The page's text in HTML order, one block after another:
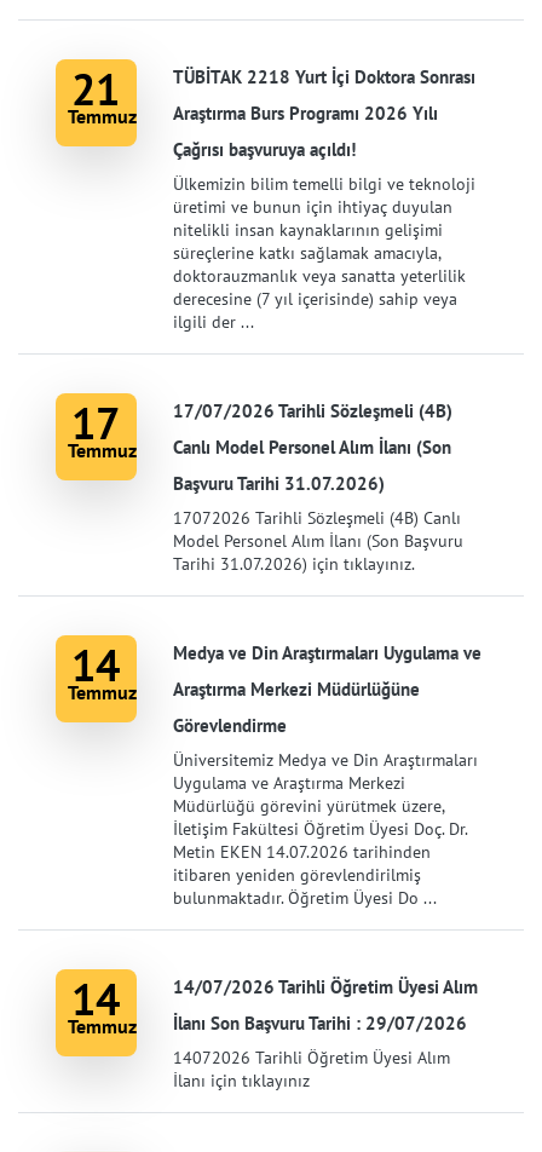
21
Temmuz
TÜBİTAK 2218 Yurt İçi Doktora Sonrası
Araştırma Burs Programı 2026 Yılı
Çağrısı başvuruya açıldı!
Ülkemizin bilim temelli bilgi ve teknoloji
üretimi ve bunun için ihtiyaç duyulan
nitelikli insan kaynaklarının gelişimi
süreçlerine katkı sağlamak amacıyla,
doktorauzmanlık veya sanatta yeterlilik
derecesine (7 yıl içerisinde) sahip veya
ilgili der ...
17
Temmuz
17/07/2026 Tarihli Sözleşmeli (4B)
Canlı Model Personel Alım İlanı (Son
Başvuru Tarihi 31.07.2026)
17072026 Tarihli Sözleşmeli (4B) Canlı
Model Personel Alım İlanı (Son Başvuru
Tarihi 31.07.2026) için tıklayınız.
14
Temmuz
Medya ve Din Araştırmaları Uygulama ve
Araştırma Merkezi Müdürlüğüne
Görevlendirme
Üniversitemiz Medya ve Din Araştırmaları
Uygulama ve Araştırma Merkezi
Müdürlüğü görevini yürütmek üzere,
İletişim Fakültesi Öğretim Üyesi Doç. Dr.
Metin EKEN 14.07.2026 tarihinden
itibaren yeniden görevlendirilmiş
bulunmaktadır. Öğretim Üyesi Do ...
14
Temmuz
14/07/2026 Tarihli Öğretim Üyesi Alım
İlanı Son Başvuru Tarihi : 29/07/2026
14072026 Tarihli Öğretim Üyesi Alım
İlanı için tıklayınız